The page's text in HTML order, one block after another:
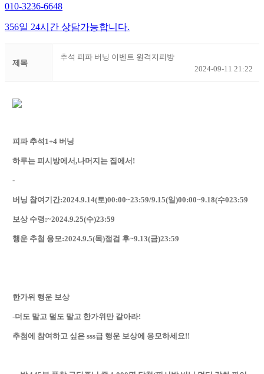
010-3236-6648
356일 24시간 상담가능합니다.
제목
추석 피파 버닝 이벤트 원격지피방
2024-09-11 21:22
피파 추석1+4 버닝
하루는 피시방에서,나머지는 집에서!
-
버닝 참여기간:2024.9.14(토)00:00~23:59/9.15(일)00:00~9.18(수023:59
보상 수령:~2024.9.25(수)23:59
행운 추첨 응모:2024.9.5(목)점검 후~9.13(금)23:59
한가위 행운 보상
-더도 말고 덜도 말고 한가위만 같아라!
추첨에 참여하고 싶은 sss급 행운 보상에 응모하세요!!